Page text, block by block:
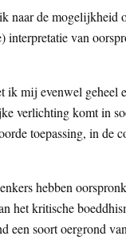
de mogelijkheid
interpretatie van
ik mij evenwel
verlichting komt in
toepassing, in de
hebben
het kritische
een soort oergrond